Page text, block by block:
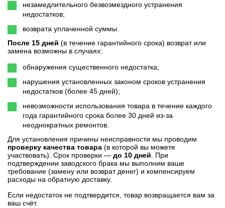
незамедлительного безвозмездного устранения
недостатков;
возврата уплаченной суммы.
После 15 дней (в течение гарантийного срока) возврат или
замена возможны в случаях:
обнаружения существенного недостатка;
нарушения установленных законом сроков устранения
недостатков (более 45 дней);
невозможности использования товара в течение каждого
года гарантийного срока более 30 дней из-за
неоднократных ремонтов.
Для установления причины неисправности мы проводим
проверку качества товара (в которой вы можете
участвовать). Срок проверки — до 10 дней . При
подтверждении заводского брака мы выполним ваше
требование (замену или возврат денег) и компенсируем
расходы на обратную доставку.
Если недостаток не подтвердится, товар возвращается вам за
ваш счёт.